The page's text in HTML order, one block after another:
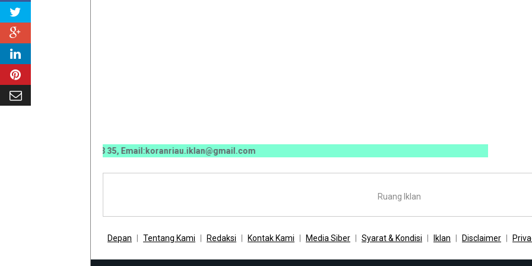
0070 / 0811 7673 35, Email:koranriau.iklan@gmail.com
Ruang Iklan
Depan Tentang Kami Redaksi Kontak Kami Media Siber Syarat & Kondisi Iklan Disclaimer